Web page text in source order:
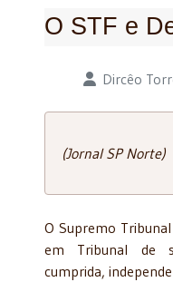
O STF e
Detalhes Dircêo
(Jornal SP Norte)
O Supremo
em Tribunal de
cumprida,